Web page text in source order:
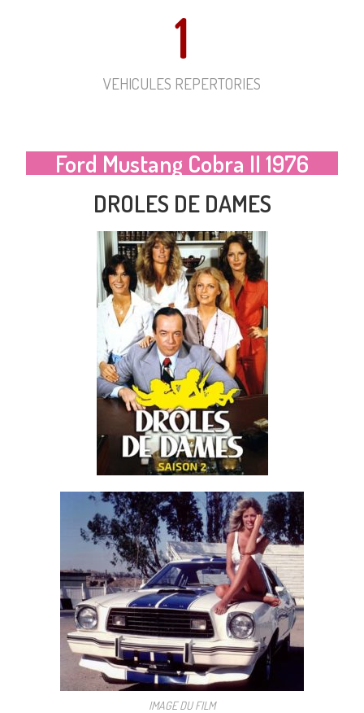
VEHICULES REPERTORIES
1
Ford Mustang Cobra II 1976
DROLES DE DAMES
IMAGE DU FILM